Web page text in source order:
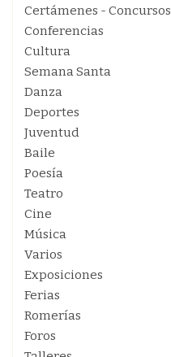
Certámenes - Concursos
Conferencias
Cultura
Semana Santa
Danza
Deportes
Juventud
Baile
Poesía
Teatro
Cine
Música
Varios
Exposiciones
Ferias
Romerías
Foros